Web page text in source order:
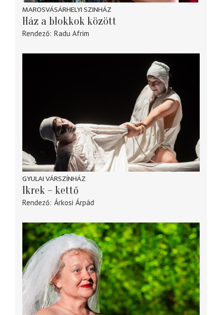
MAROSVÁSÁRHELYI SZINHÁZ
Ház a blokkok között
Rendező Radu Afrim
GYULAI VÁRSZÍNHÁZ
Ikrek – kettő
Rendező Árkosi Árpád